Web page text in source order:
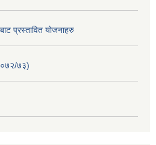
प्रस्तावित योजनाहरु
७३)